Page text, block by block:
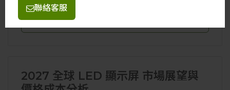
聯絡客服
2027 全球 LED 顯示屏 市場展望與